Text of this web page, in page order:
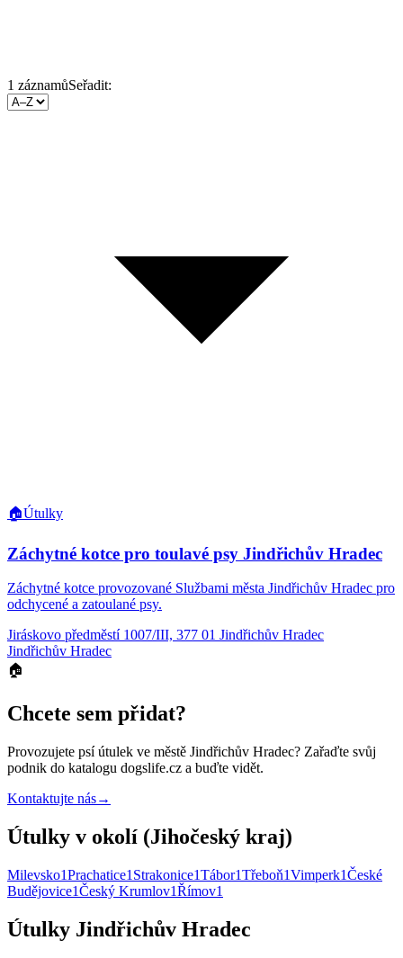
1 záznamůSeřadit:
🏠Útulky
Záchytné kotce pro toulavé psy Jindřichův Hradec
Záchytné kotce provozované Službami města Jindřichův Hradec pro
odchycené a zatoulané psy.
Jiráskovo předměstí 1007/III, 377 01 Jindřichův Hradec
Jindřichův Hradec
🏠
Chcete sem přidat?
Provozujete psí útulek ve městě Jindřichův Hradec? Zařaďte svůj
podnik do katalogu dogslife.cz a buďte vidět.
Kontaktujte nás→
Útulky v okolí (Jihočeský kraj)
Milevsko1Prachatice1 Strakonice1Tábor1Třeboň1Vimperk1České
Budějovice1Český Krumlov1Římov1
Útulky Jindřichův Hradec